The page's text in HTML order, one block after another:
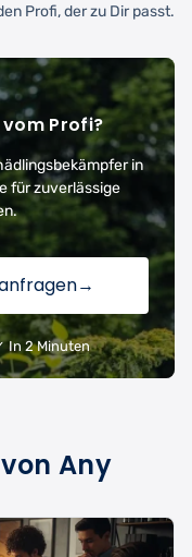
Profi, der zu Dir passt.
Profi?
in
für zuverlässige
→
In 2 Minuten
Any